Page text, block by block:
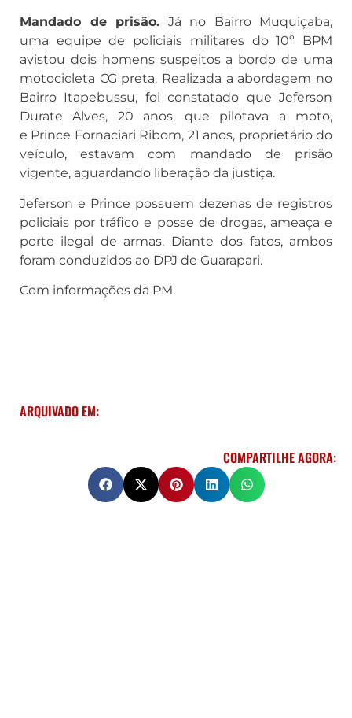
Mandado de prisão. Já no Bairro Muquiçaba,
uma equipe de policiais militares do 10º BPM
avistou dois homens suspeitos a bordo de uma
motocicleta CG preta. Realizada a abordagem no
Bairro Itapebussu, foi constatado que Jeferson
Durate Alves, 20 anos, que pilotava a moto,
e Prince Fornaciari Ribom, 21 anos, proprietário do
veículo, estavam com mandado de prisão
vigente, aguardando liberação da justiça.
Jeferson e Prince possuem dezenas de registros
policiais por tráfico e posse de drogas, ameaça e
porte ilegal de armas. Diante dos fatos, ambos
foram conduzidos ao DPJ de Guarapari.
Com informações da PM.
ARQUIVADO EM:
COMPARTILHE AGORA: